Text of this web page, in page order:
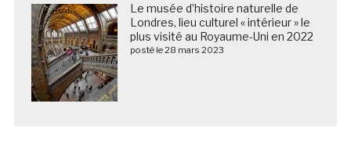
Le musée d’histoire naturelle de
Londres, lieu culturel « intérieur » le
plus visité au Royaume-Uni en 2022
posté le 28 mars 2023